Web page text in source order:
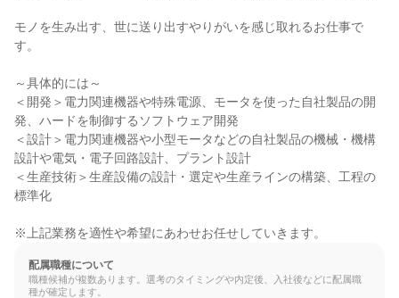
モノを生み出す、世に送り出すやりがいを感じ取れるお仕事で
す。
～具体的には～
＜開発＞電力関連機器や特殊電源、モータを使った自社製品の開
発、ハードを制御するソフトウェア開発
＜設計＞電力関連機器や小型モータなどの自社製品の機械・機構
設計や電気・電子回路設計、プラント設計
＜生産技術＞生産設備の設計・選定や生産ラインの構築、工程の
標準化
※上記業務を適性や希望にあわせお任せしていきます。
配属職種について
職種候補が複数あります。選考のタイミングや内定後、入社後などに配属職
種が確定します。